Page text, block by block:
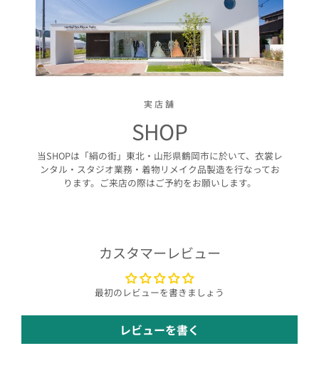
実店舗
SHOP
当SHOPは「絹の街」東北・山形県鶴岡市に於いて、衣裳レ
ンタル・スタジオ業務・着物リメイク品製造を行なってお
ります。ご来店の際はご予約をお願いします。
カスタマーレビュー
最初のレビューを書きましょう
レビューを書く